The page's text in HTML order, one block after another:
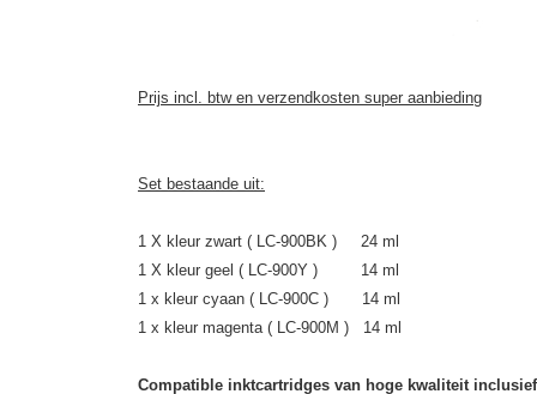
Prijs incl. btw en verzendkosten super aanbieding
Set bestaande uit:
1 X kleur zwart ( LC-900BK ) 24 ml
1 X kleur geel ( LC-900Y ) 14 ml
1 x kleur cyaan ( LC-900C ) 14 ml
1 x kleur magenta ( LC-900M ) 14 ml
Compatible inktcartridges van hoge kwaliteit